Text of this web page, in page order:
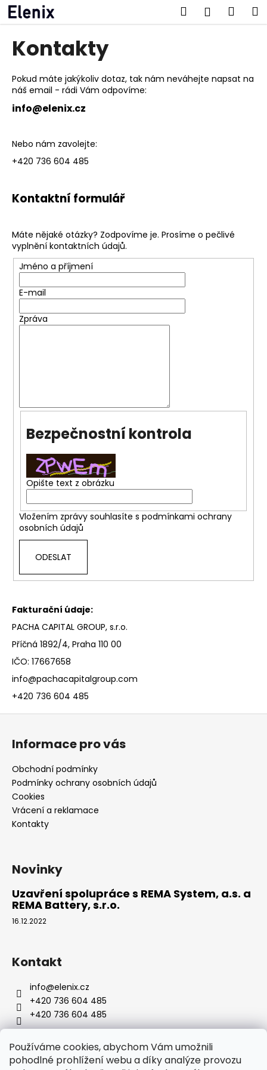
Používáme cookies, abychom Vám umožnili
pohodlné prohlížení webu a díky analýze provozu
Přejít
na
obsah
Hledat
Kontakty
Pokud máte jakýkoliv dotaz, tak nám neváhejte napsat na
náš email - rádi Vám odpovíme:
info@elenix.cz
Nebo nám zavolejte:
+420 736 604 485
Kontaktní formulář
Máte nějaké otázky? Zodpovíme je. Prosíme o pečlivé
vyplnění kontaktních údajů.
Jméno a příjmení
E-mail
Zpráva
Bezpečnostní kontrola
Opište text z obrázku
Vložením zprávy souhlasíte s podmínkami ochrany
osobních údajů
ODESLAT
Fakturační údaje:
PACHA CAPITAL GROUP, s.r.o.
Příčná 1892/4, Praha 110 00
IČO: 17667658
info@pachacapitalgroup.com
+420 736 604 485
K
o
o
p
o
ř
e
u
j
t
e
n
a
HLEDAT
Informace pro vás
Obchodní podmínky
Podmínky ochrany osobních údajů
Cookies
Vrácení a reklamace
Kontakty
Novinky
Uzavření spolupráce s REMA System, a.s. a
REMA Battery, s.r.o.
16.12.2022
Kontakt
info@elenix.cz
+420 736 604 485
+420 736 604 485